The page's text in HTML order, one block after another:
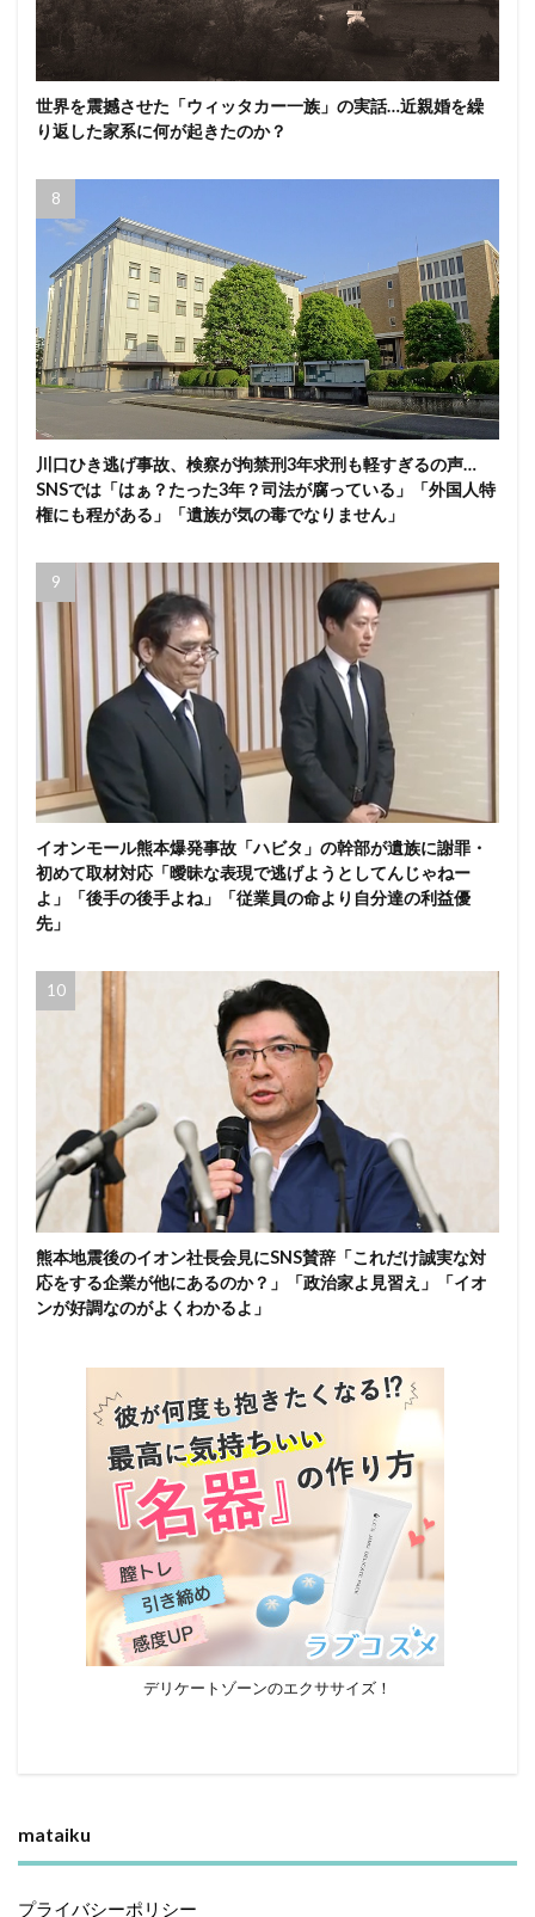
世界を震撼させた「ウィッタカー一族」の実話…近親婚を繰
り返した家系に何が起きたのか？
川口ひき逃げ事故、検察が拘禁刑3年求刑も軽すぎるの声…
SNSでは「はぁ？たった3年？司法が腐っている」「外国人特
権にも程がある」「遺族が気の毒でなりません」
イオンモール熊本爆発事故「ハビタ」の幹部が遺族に謝罪・
初めて取材対応「曖昧な表現で逃げようとしてんじゃねー
よ」「後手の後手よね」「従業員の命より自分達の利益優
先」
熊本地震後のイオン社長会見にSNS賛辞「これだけ誠実な対
応をする企業が他にあるのか？」「政治家よ見習え」「イオ
ンが好調なのがよくわかるよ」
デリケートゾーンのエクササイズ！
mataiku
プライバシーポリシー